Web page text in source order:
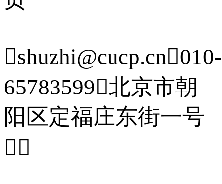
shuzhi@cucp.cn010-
65783599北京市朝
阳区定福庄东街一号
